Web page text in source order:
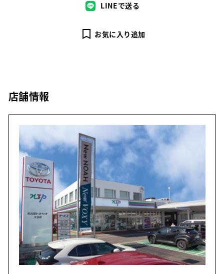
LINEで送る
お気に入り追加
店舗情報